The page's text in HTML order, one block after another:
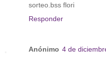
sorteo.bss flori
Responder
Anónimo 4 de